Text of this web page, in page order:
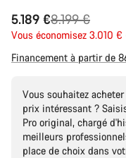
5.189 €
Prix
d’origine
8.199 €
Vous économisez 3.010 €
Financement à partir de
Vous souhaitez
prix intéressant ?
Pro original, chargé
meilleurs
place de choix dans